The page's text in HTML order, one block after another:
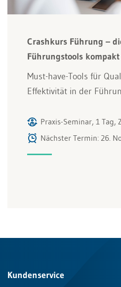
Crashkurs Führung –
Führungstools kompakt
Must-have-Tools für
Effektivität in der
Praxis-Seminar, 1 Tag,
Nächster Termin: 26.
Kundenservice